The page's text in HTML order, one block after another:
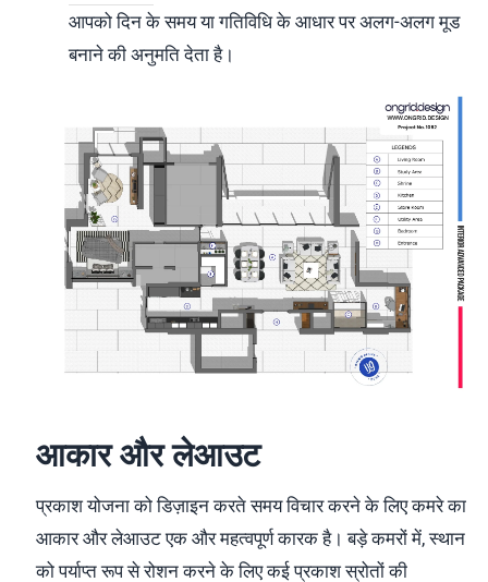
आपको दिन के समय या गतिविधि के आधार पर अलग-अलग मूड
बनाने की अनुमति देता है।
आकार और लेआउट
प्रकाश योजना को डिज़ाइन करते समय विचार करने के लिए कमरे का
आकार और लेआउट एक और महत्वपूर्ण कारक है। बड़े कमरों में, स्थान
को पर्याप्त रूप से रोशन करने के लिए कई प्रकाश स्रोतों की